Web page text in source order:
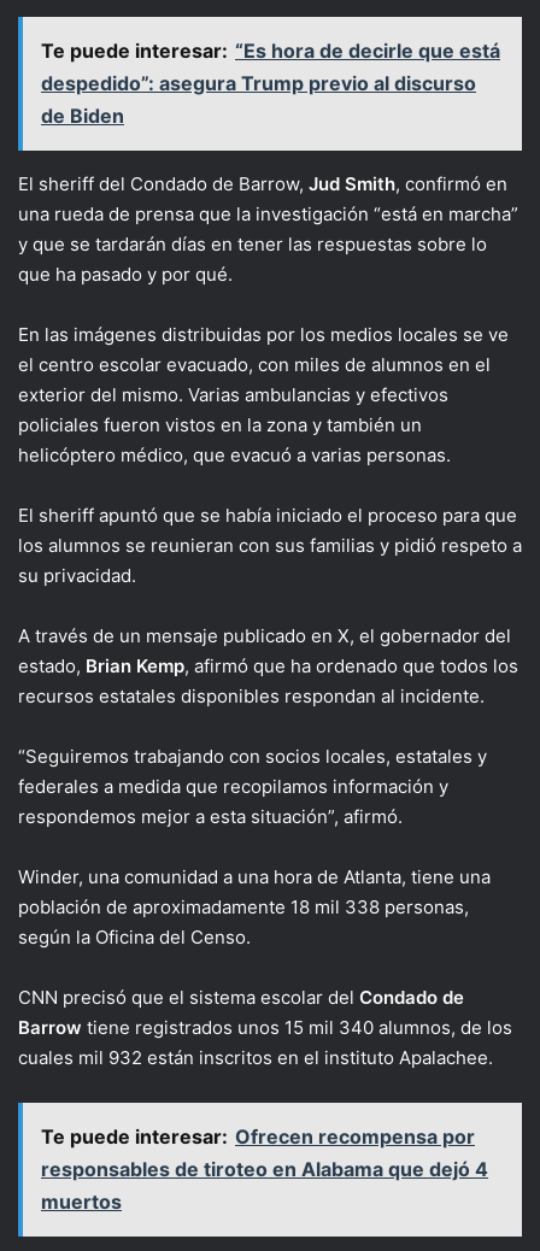
Te puede interesar: “Es hora de decirle que está
despedido”: asegura Trump previo al discurso
de Biden
El sheriff del Condado de Barrow, Jud Smith, confirmó en
una rueda de prensa que la investigación “está en marcha”
y que se tardarán días en tener las respuestas sobre lo
que ha pasado y por qué.
En las imágenes distribuidas por los medios locales se ve
el centro escolar evacuado, con miles de alumnos en el
exterior del mismo. Varias ambulancias y efectivos
policiales fueron vistos en la zona y también un
helicóptero médico, que evacuó a varias personas.
El sheriff apuntó que se había iniciado el proceso para que
los alumnos se reunieran con sus familias y pidió respeto a
su privacidad.
A través de un mensaje publicado en X, el gobernador del
estado, Brian Kemp, afirmó que ha ordenado que todos los
recursos estatales disponibles respondan al incidente.
“Seguiremos trabajando con socios locales, estatales y
federales a medida que recopilamos información y
respondemos mejor a esta situación”, afirmó.
Winder, una comunidad a una hora de Atlanta, tiene una
población de aproximadamente 18 mil 338 personas,
según la Oficina del Censo.
CNN precisó que el sistema escolar del Condado de
Barrow tiene registrados unos 15 mil 340 alumnos, de los
cuales mil 932 están inscritos en el instituto Apalachee.
Te puede interesar: Ofrecen recompensa por
responsables de tiroteo en Alabama que dejó 4
muertos